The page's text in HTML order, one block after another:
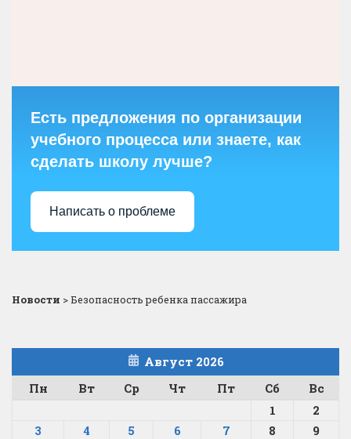
Есть предложения по организации
учебного процесса или знаете, как
сделать школу лучше?
Написать о проблеме
Новости >Безопасность ребенка пассажира
Август 2026
Пн
Вт Ср Чт Пт Сб
Вс
1
2
3
4 5 6 7 8
9